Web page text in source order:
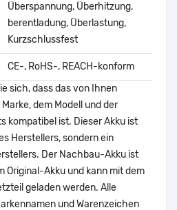
Überspannung, Überhitzung,
berentladung, Überlastung,
Kurzschlussfest
CE-, RoHS-, REACH-konform
sich, dass das von Ihnen
dem Modell und der
kompatibel ist. Dieser Akku ist
Herstellers, sondern ein
Der Nachbau-Akku ist
Original-Akku und kann mit dem
geladen werden. Alle
und Warenzeichen